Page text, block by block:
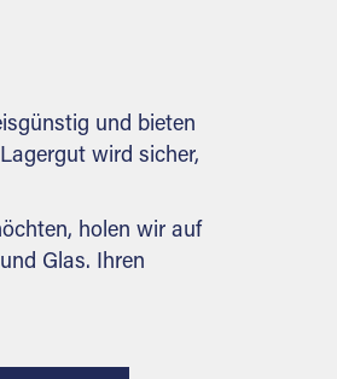
und bieten
wird sicher,
holen wir auf
Glas. Ihren